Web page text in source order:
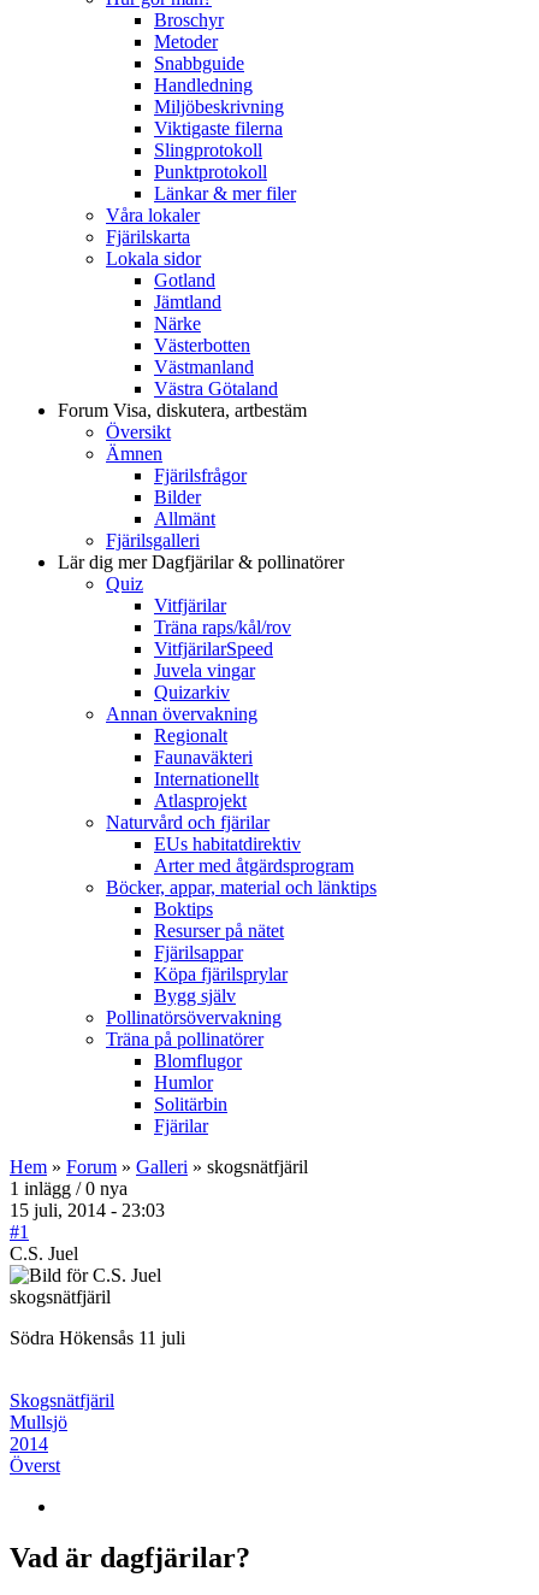
Broschyr
Metoder
Snabbguide
Handledning
Miljöbeskrivning
Viktigaste filerna
Slingprotokoll
Punktprotokoll
Länkar & mer filer
Våra lokaler
Fjärilskarta
Lokala sidor
Gotland
Jämtland
Närke
Västerbotten
Västmanland
Västra Götaland
Forum Visa, diskutera, artbestäm
Översikt
Ämnen
Fjärilsfrågor
Bilder
Allmänt
Fjärilsgalleri
Lär dig merDagfjärilar & pollinatörer
Quiz
Vitfjärilar
Träna raps/kål/rov
VitfjärilarSpeed
Juvela vingar
Quizarkiv
Annan övervakning
Regionalt
Faunaväkteri
Internationellt
Atlasprojekt
Naturvård och fjärilar
EUs habitatdirektiv
Arter med åtgärdsprogram
Böcker, appar, material och länktips
Boktips
Resurser på nätet
Fjärilsappar
Köpa fjärilsprylar
Bygg själv
Pollinatörsövervakning
Träna på pollinatörer
Blomflugor
Humlor
Solitärbin
Fjärilar
Hem » Forum » Galleri » skogsnätfjäril
1 inlägg / 0 nya
15 juli, 2014 - 23:03
#1
C.S. Juel
skogsnätfjäril
Södra Hökensås 11 juli
Skogsnätfjäril
Mullsjö
2014
Överst
Vad är dagfjärilar?